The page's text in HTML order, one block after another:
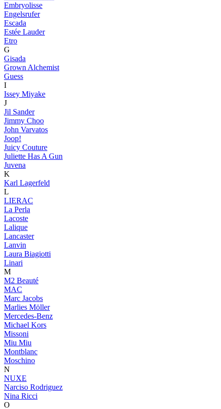
Embryolisse
Engelsrufer
Escada
Estée Lauder
Etro
G
Gisada
Grown Alchemist
Guess
I
Issey Miyake
J
Jil Sander
Jimmy Choo
John Varvatos
Joop!
Juicy Couture
Juliette Has A Gun
Juvena
K
Karl Lagerfeld
L
LIERAC
La Perla
Lacoste
Lalique
Lancaster
Lanvin
Laura Biagiotti
Linari
M
M2 Beauté
MAC
Marc Jacobs
Marlies Möller
Mercedes-Benz
Michael Kors
Missoni
Miu Miu
Montblanc
Moschino
N
NUXE
Narciso Rodriguez
Nina Ricci
O